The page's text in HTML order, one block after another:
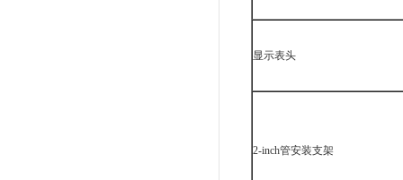
显示表头
2-inch管安装支架